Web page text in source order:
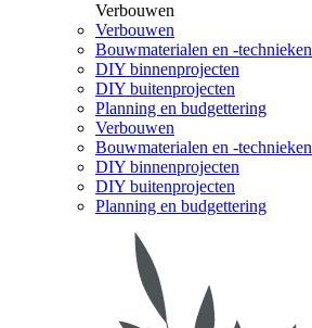
Verbouwen
Verbouwen
Bouwmaterialen en -technieken
DIY binnenprojecten
DIY buitenprojecten
Planning en budgettering
Verbouwen
Bouwmaterialen en -technieken
DIY binnenprojecten
DIY buitenprojecten
Planning en budgettering